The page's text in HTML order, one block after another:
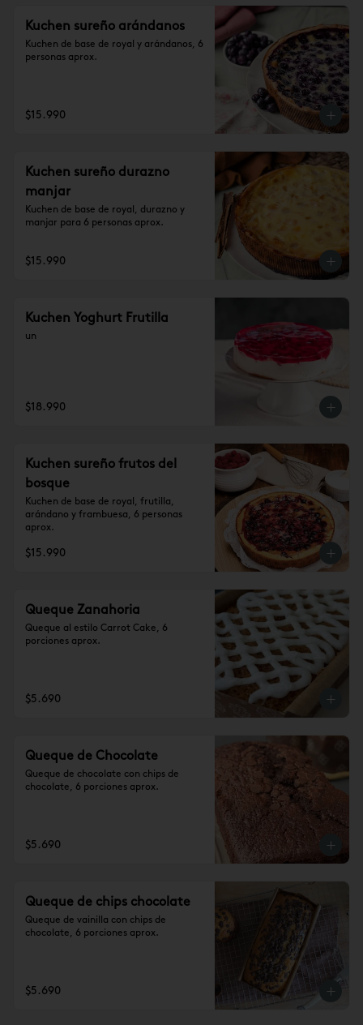
Kuchen sureño arándanos
Kuchen de base de royal y arándanos, 6
personas aprox.
$15.990
Kuchen sureño durazno
manjar
Kuchen de base de royal, durazno y
manjar para 6 personas aprox.
$15.990
Kuchen Yoghurt Frutilla
un
$18.990
Kuchen sureño frutos del
bosque
Kuchen de base de royal, frutilla,
arándano y frambuesa, 6 personas
aprox.
$15.990
Queque Zanahoria
Queque al estilo Carrot Cake, 6
porciones aprox.
$5.690
Queque de Chocolate
Queque de chocolate con chips de
chocolate, 6 porciones aprox.
$5.690
Queque de chips chocolate
Queque de vainilla con chips de
chocolate, 6 porciones aprox.
$5.690